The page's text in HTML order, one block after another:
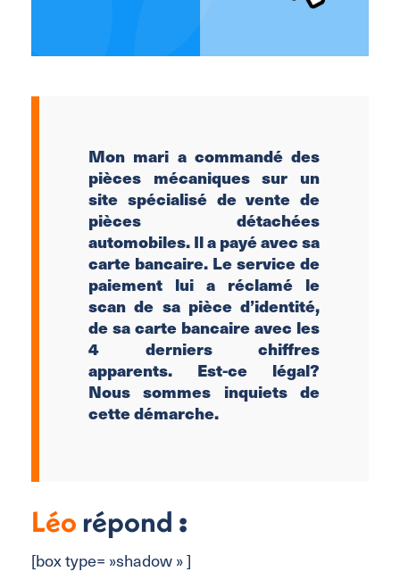
Mon mari a commandé des
pièces mécaniques sur un
site spécialisé de vente de
pièces détachées
automobiles. Il a payé avec sa
carte bancaire. Le service de
paiement lui a réclamé le
scan de sa pièce d’identité,
de sa carte bancaire avec les
4 derniers chiffres
apparents. Est-ce légal?
Nous sommes inquiets de
cette démarche.
Léo répond :
[box type= »shadow » ]